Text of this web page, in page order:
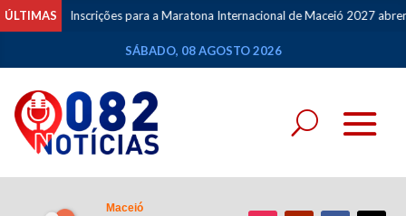
ÚLTIMAS Inscrições para a Maratona Internacional de Maceió 2027 abrem
SÁBADO, 08 AGOSTO 2026
Maceió